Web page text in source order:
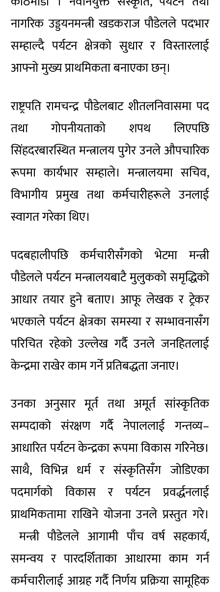
नागरिक उड्डयनमन्त्री खडकराज पौडेलले पदभार
सम्हाल्दै पर्यटन क्षेत्रको सुधार र विस्तारलाई
आफ्नो मुख्य प्राथमिकता बनाएका छन्।
राष्ट्रपति रामचन्द्र पौडेलबाट शीतलनिवासमा पद
तथा गोपनीयताको शपथ लिएपछि
सिंहदरबारस्थित मन्त्रालय पुगेर उनले औपचारिक
रूपमा कार्यभार सम्हाले। मन्त्रालयमा सचिव,
विभागीय प्रमुख तथा कर्मचारीहरूले उनलाई
स्वागत गरेका थिए।
पदबहालीपछि कर्मचारीसँगको भेटमा मन्त्री
पौडेलले पर्यटन मन्त्रालयबाटै मुलुकको समृद्धिको
आधार तयार हुने बताए। आफू लेखक र ट्रेकर
भएकाले पर्यटन क्षेत्रका समस्या र सम्भावनासँग
परिचित रहेको उल्लेख गर्दै उनले जनहितलाई
केन्द्रमा राखेर काम गर्ने प्रतिबद्धता जनाए।
उनका अनुसार मूर्त तथा अमूर्त सांस्कृतिक
सम्पदाको संरक्षण गर्दै नेपाललाई गन्तव्य–
आधारित पर्यटन केन्द्रका रूपमा विकास गरिनेछ।
साथै, विभिन्न धर्म र संस्कृतिसँग जोडिएका
पदमार्गको विकास र पर्यटन प्रवर्द्धनलाई
प्राथमिकतामा राखिने योजना उनले प्रस्तुत गरे।
मन्त्री पौडेलले आगामी पाँच वर्ष सहकार्य,
समन्वय र पारदर्शिताका आधारमा काम गर्न
कर्मचारीलाई आग्रह गर्दै निर्णय प्रक्रिया सामूहिक